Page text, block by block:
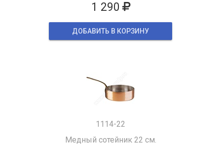
1 290
ДОБАВИТЬ В КОРЗИНУ
1114-22
Медный сотейник 22 см.